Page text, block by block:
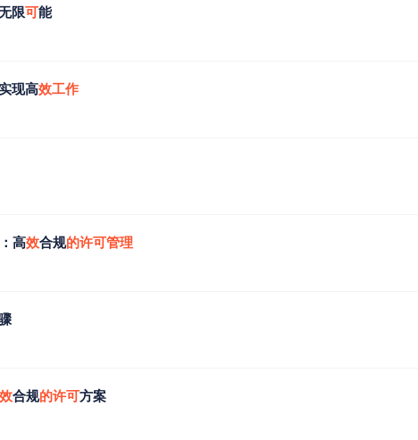
限可能
现高效工作
高效合规的许可管理
效合规的许可方案